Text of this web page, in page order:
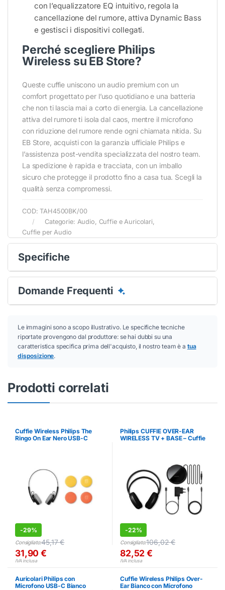
con l’equalizzatore EQ intuitivo, regola la
cancellazione del rumore, attiva Dynamic Bass
e gestisci i dispositivi collegati.
Perché scegliere Philips
Wireless su EB Store?
Queste cuffie uniscono un audio premium con un
comfort progettato per l’uso quotidiano e una batteria
che non ti lascia mai a corto di energia. La cancellazione
attiva del rumore ti isola dal caos, mentre il microfono
con riduzione del rumore rende ogni chiamata nitida. Su
EB Store, acquisti con la garanzia ufficiale Philips e
l’assistenza post-vendita specializzata del nostro team.
La spedizione è rapida e tracciata, con un imballo
sicuro che protegge il prodotto fino a casa tua. Scegli la
qualità senza compromessi.
COD:TAH4500BK/00
Categorie: Audio Cuffie e Auricolari
Cuffie per Audio
Specifiche
Domande Frequenti
Le immagini sono a scopo illustrativo. Le specifiche tecniche
riportate provengono dal produttore: se hai dubbi su una
caratteristica specifica prima dell'acquisto, il nostro team è a tua
disposizione.
Prodotti correlati
Cuffie Wireless Philips The
Ringo On Ear Nero USB-C
-29%
Consigliato:45,17€
31,90€
IVA inclusa
Philips CUFFIE OVER-EAR
WIRELESS TV + BASE – Cuffie
-22%
Consigliato:106,02€
82,52€
IVA inclusa
Auricolari Philips con
Microfono USB-C Bianco
Cuffie Wireless Philips Over-
Ear Bianco con Microfono